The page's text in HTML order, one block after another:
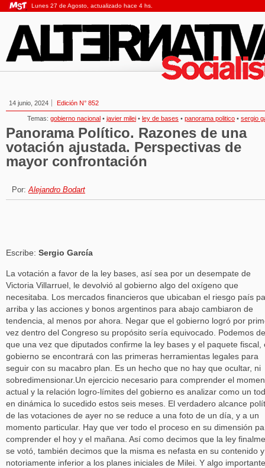
Lunes 27 de Agosto, actualizado hace 4 hs.
14 junio, 2024 Edición N° 852
Temas: gobierno nacional • javier milei • ley de bases • panorama politico • sergio
Panorama Político. Razones de una
votación ajustada. Perspectivas de
mayor confrontación
Por:Alejandro Bodart
Escribe: Sergio García
La votación a favor de la ley bases, así sea por un desempate de
Victoria Villarruel, le devolvió al gobierno algo del oxígeno que
necesitaba. Los mercados financieros que ubicaban el riesgo país
arriba y las acciones y bonos argentinos para abajo cambiaron de
tendencia, al menos por ahora. Negar que el gobierno logró por
vez dentro del Congreso su propósito sería equivocado. Podemos
que una vez que diputados confirme la ley bases y el paquete fiscal,
gobierno se encontrará con las primeras herramientas legales para
seguir con su macabro plan. Es un hecho que no hay que ocultar, ni
sobredimensionar.Un ejercicio necesario para comprender el
actual y la relación logro-límites del gobierno es analizar como un
en dinámica lo sucedido estos seis meses. El verdadero alcance
de las votaciones de ayer no se reduce a una foto de un día, y a un
momento particular. Hay que ver todo el proceso en su dimensión
comprender el hoy y el mañana. Así como decimos que la ley
se votó, también decimos que la misma es nefasta en su contenido y
notoriamente inferior a los planes iniciales de Milei. Y algo